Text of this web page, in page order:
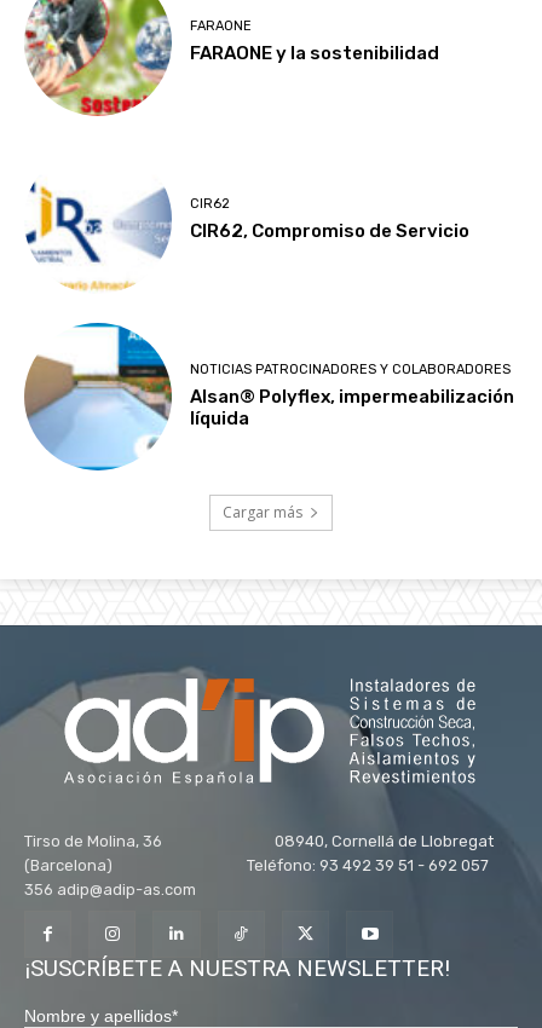
FARAONE
FARAONE y la sostenibilidad
CIR62
CIR62, Compromiso de Servicio
NOTICIAS PATROCINADORES Y COLABORADORES
Alsan® Polyflex, impermeabilización
líquida
Cargar más
Tirso de Molina, 36 08940, Cornellá de Llobregat
(Barcelona) Teléfono: 93 492 39 51 - 692 057
356 adip@adip-as.com
¡SUSCRÍBETE A NUESTRA NEWSLETTER!
Nombre y apellidos*